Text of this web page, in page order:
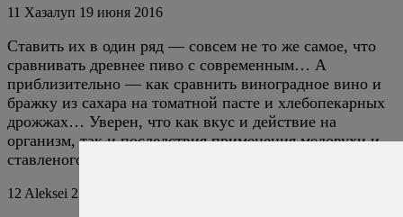
11 Хазалуп 19 июня 2016
Ставить их в один ряд — совсем не то же самое, что
сравнивать древнее пиво с современным… А
приблизительно — как сравнить виноградное вино и
бражку из сахара на томатной пасте и хлебопекарных
дрожжах… Уверен, что как вкус и действие на
организм, так и последствия применения медовухи и
ставленого меда будут абсолютно разными.
12 Aleksei 23 июня 2016